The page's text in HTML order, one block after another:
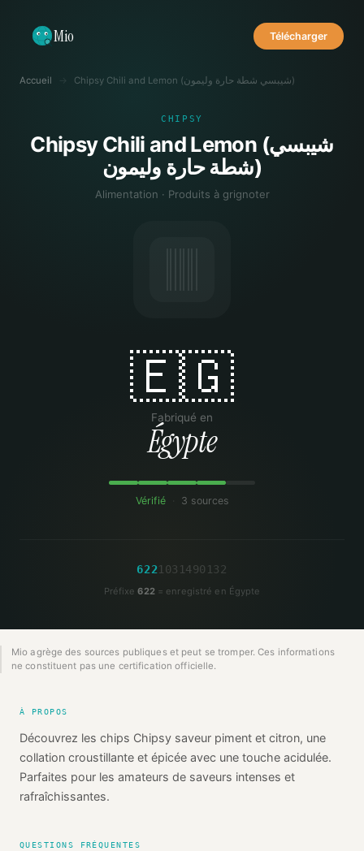
Mio Télécharger
Accueil → Chipsy Chili and Lemon (شيبسي شطة حارة وليمون)
CHIPSY
Chipsy Chili and Lemon (شيبسي
شطة حارة وليمون)
Alimentation · Produits à grignoter
🇪🇬
Fabriqué en
Égypte
Vérifié 3 sources
622 1 0 3 1 490 1 3 2
Préfixe622= enregistré en Égypte
Mio agrège des sources publiques et peut se tromper. Ces informations
ne constituent pas une certification officielle.
À PROPOS
Découvrez les chips Chipsy saveur piment et citron, une
collation croustillante et épicée avec une touche acidulée.
Parfaites pour les amateurs de saveurs intenses et
rafraîchissantes.
QUESTIONS FRÉQUENTES